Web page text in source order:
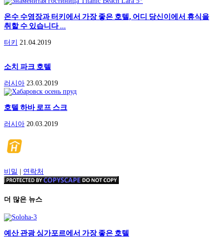
온수 수영장과 터키에서 가장 좋은 호텔, 어디 당신이에서 휴식을
취할 수 있습니다 ...
터키 21.04.2019
소치 파크 호텔
러시아 23.03.2019
호텔 하바 로프 스크
러시아 20.03.2019
비밀 연락처
더 많은 뉴스
예산 관광 싱가포르에서 가장 좋은 호텔